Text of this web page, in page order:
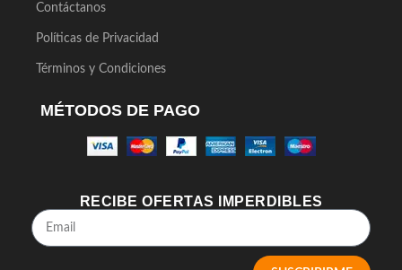
Contáctanos
Políticas de Privacidad
Términos y Condiciones
MÉTODOS DE PAGO
RECIBE OFERTAS IMPERDIBLES